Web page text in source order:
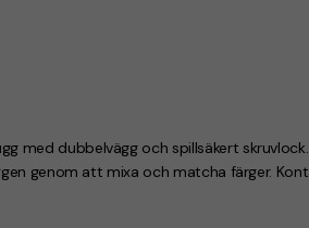
med dubbelvägg och spillsäkert
genom att mixa och matcha färger.